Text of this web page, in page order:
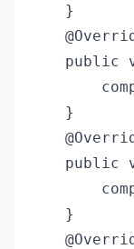
    }
public
    }
public
    }